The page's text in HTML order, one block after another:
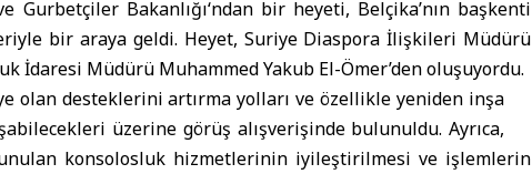
Gurbetçiler Bakanlığı‘ndan bir heyeti, Belçika’nın başkenti
bir araya geldi. Heyet, Suriye Diaspora İlişkileri Müdürü
İdaresi Müdürü Muhammed Yakub El-Ömer’den oluşuyordu.
olan desteklerini artırma yolları ve özellikle yeniden inşa
üzerine görüş alışverişinde bulunuldu. Ayrıca,
konsolosluk hizmetlerinin iyileştirilmesi ve işlemlerin